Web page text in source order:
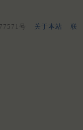
号 关于本站
联